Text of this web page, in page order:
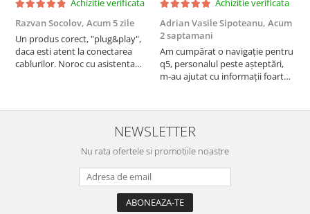
Achizitie verificata
Razvan Socolov, Acum 5 zile
Un produs corect, "plug&play",
daca esti atent la conectarea
cablurilor. Noroc cu asistenta
atras atentia ca nu era conectat
cablul de video de la camera
Achizitie verificata
Adrian Vasile Sipoteanu, Acum
2 saptamani
Am cumpărat o navigație pentru
q5, personalul peste așteptări,
m-au ajutat cu informații foarte
serviabili, livrare rapidă, suport
tehnic, totul impecabil, o să revin
la ei și pentru vi...
NEWSLETTER
Nu rata ofertele si promotiile noastre